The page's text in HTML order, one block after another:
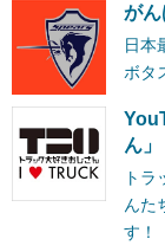
がん
日本
ボタ
ん」
ト
んた
す！